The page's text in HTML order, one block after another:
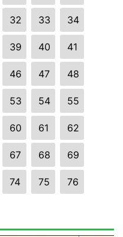
32 33 34
39 40 41
46 47 48
53 54 55
60 61 62
67 68 69
74 75 76